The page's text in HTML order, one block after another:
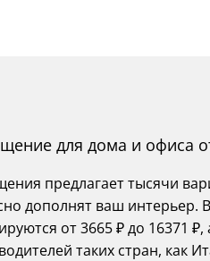
для дома и офиса
предлагает тысячи
дополнят ваш
от 3665 ₽ до 16371
таких стран, как